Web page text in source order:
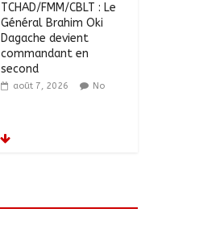
TCHAD/FMM/CBLT : Le
Général Brahim Oki
Dagache devient
commandant en
second
août 7, 2026
No
Moyen-Chari :